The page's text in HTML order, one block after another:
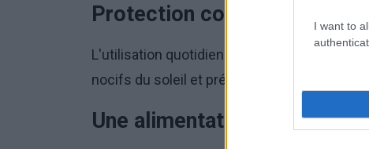
I want to
Protection contre le soleil
L'utilisation quotidienne d'un écran solaire
nocifs du soleil et prévenir le vieillissement
Une alimentation saine